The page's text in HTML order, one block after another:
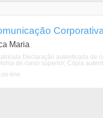
Maria
Declaração autenticada de
de curso superior; Cópia
line